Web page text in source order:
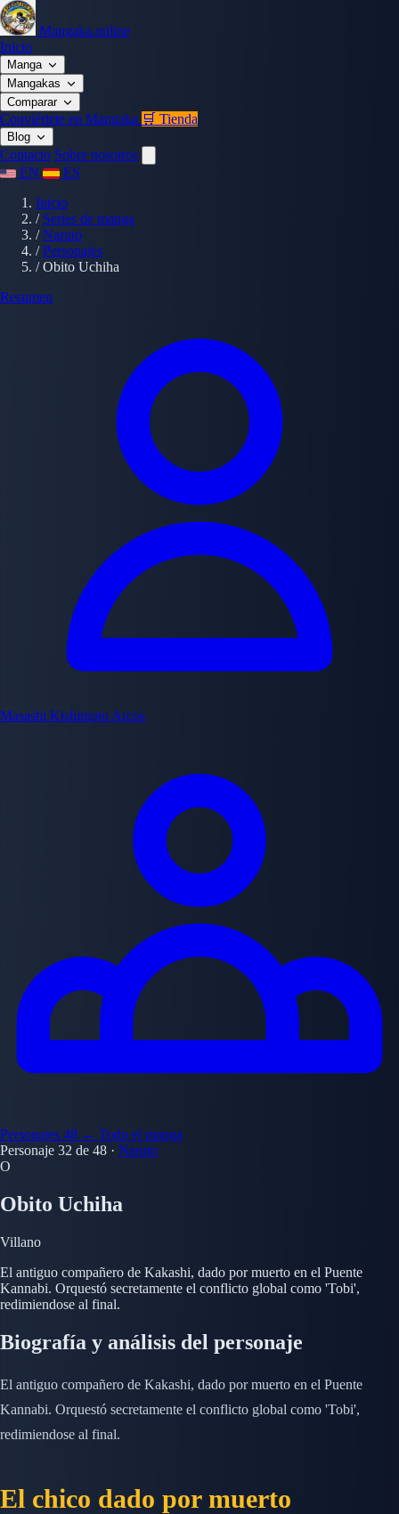
Mangaka.online
Inicio
Manga
Mangakas
Comparar
Conviértete en Mangaka 🛒 Tienda
Blog
Contacto Sobre nosotros
EN
ES
Inicio
/ Series de manga
/ Naruto
/ Personajes
/ Obito Uchiha
Resumen
Masashi Kishimoto Arcos
Personajes 48 ← Todo el manga
Personaje 32 de 48 · Naruto
O
Obito Uchiha
Villano
El antiguo compañero de Kakashi, dado por muerto en el Puente
Kannabi. Orquestó secretamente el conflicto global como 'Tobi',
redimiendo­se al final.
Biografía y análisis del personaje
El antiguo compañero de Kakashi, dado por muerto en el Puente
Kannabi. Orquestó secretamente el conflicto global como 'Tobi',
redimiendo­se al final.
El chico dado por muerto